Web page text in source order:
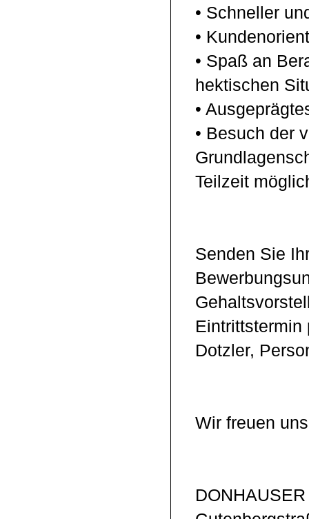
• Schneller
•
• Spaß an
hektischen
•
• Besuch der
Teilzeit
Senden Sie
Eintrittstermin
Dotzler,
Wir freuen